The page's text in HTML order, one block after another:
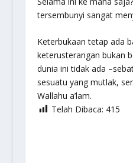
tersembunyi sangat
Keterbukaan tetap ada
keterusterangan bukan
dunia ini tidak ada
sesuatu yang mutlak,
Wallahu a’lam.
Telah Dibaca: 415